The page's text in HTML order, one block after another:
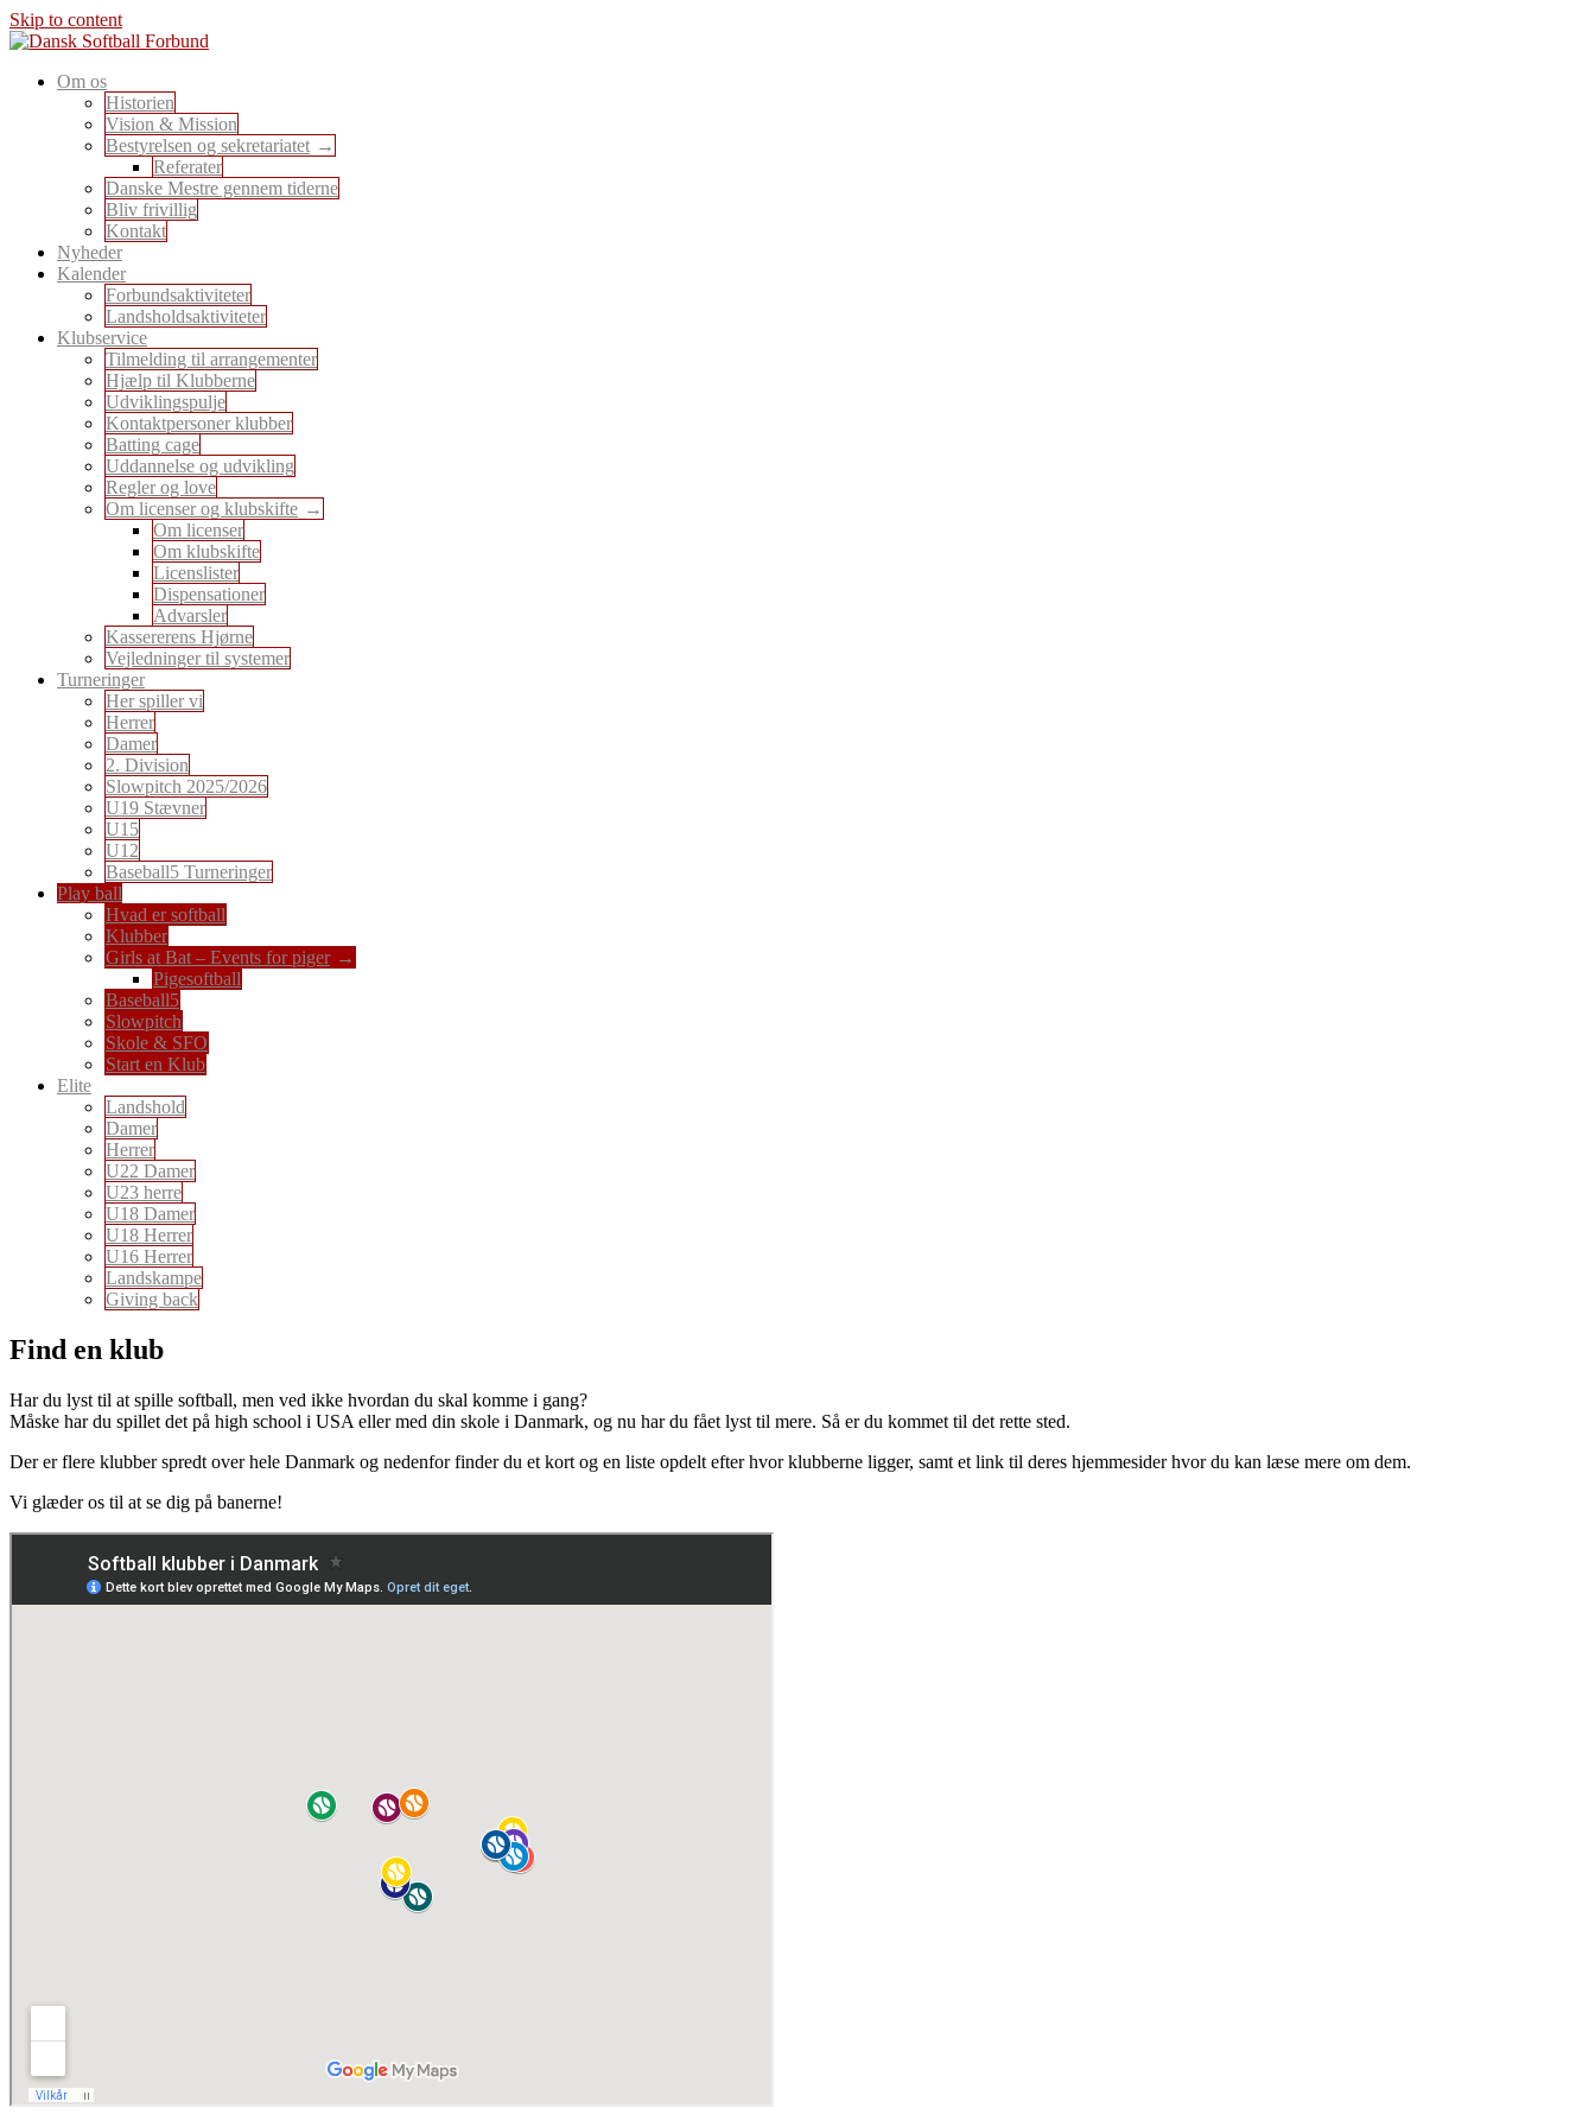
Skip to content
Dansk Softball Forbund
En sport for alle
Om os
Historien
Vision & Mission
Bestyrelsen og sekretariatet
Referater
Danske Mestre gennem tiderne
Bliv frivillig
Kontakt
Nyheder
Kalender
Forbundsaktiviteter
Landsholdsaktiviteter
Klubservice
Tilmelding til arrangementer
Hjælp til Klubberne
Udviklingspulje
Kontaktpersoner klubber
Batting cage
Uddannelse og udvikling
Regler og love
Om licenser og klubskifte
Om licenser
Om klubskifte
Licenslister
Dispensationer
Advarsler
Kassererens Hjørne
Vejledninger til systemer
Turneringer
Her spiller vi
Herrer
Damer
2. Division
Slowpitch 2025/2026
U19 Stævner
U15
U12
Baseball5 Turneringer
Play ball
Hvad er softball
Klubber
Girls at Bat – Events for piger
Pigesoftball
Baseball5
Slowpitch
Skole & SFO
Start en Klub
Elite
Landshold
Damer
Herrer
U22 Damer
U23 herre
U18 Damer
U18 Herrer
U16 Herrer
Landskampe
Giving back
Find en klub
Har du lyst til at spille softball, men ved ikke hvordan du skal komme i gang?
Måske har du spillet det på high school i USA eller med din skole i Danmark, og nu har du fået lyst til mere. Så er du kommet til det rette sted.
Der er flere klubber spredt over hele Danmark og nedenfor finder du et kort og en liste opdelt efter hvor klubberne ligger, samt et link til deres hjemmesider hvor du kan læse mere om dem.
Vi glæder os til at se dig på banerne!